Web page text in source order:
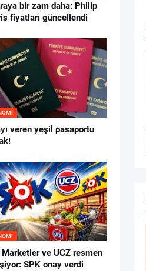
bir zam daha: Philip
fiyatları güncellendi
veren yeşil pasaportu
Marketler ve UCZ resmen
SPK onay verdi